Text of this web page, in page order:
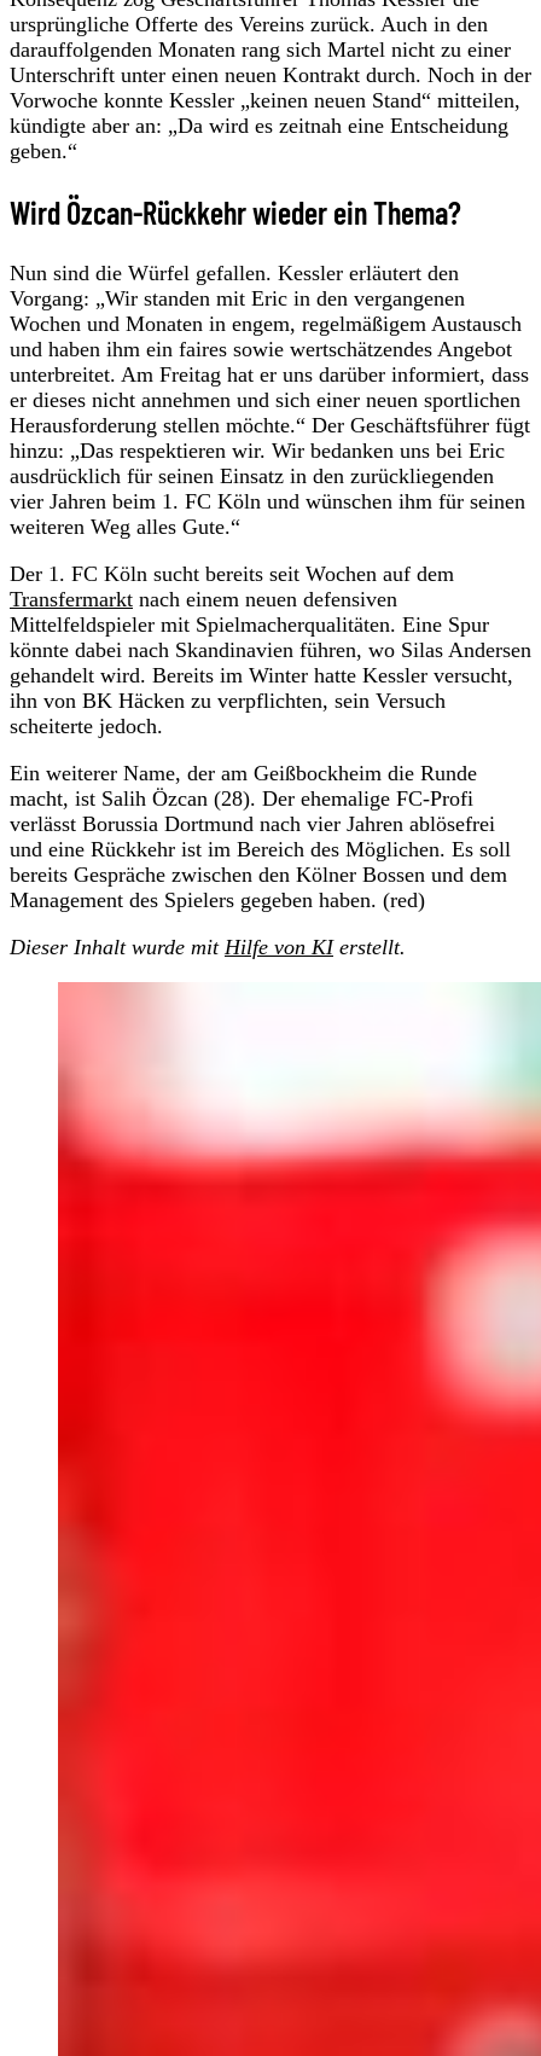
ursprüngliche Offerte des Vereins zurück. Auch in den
darauffolgenden Monaten rang sich Martel nicht zu einer
Unterschrift unter einen neuen Kontrakt durch. Noch in der
Vorwoche konnte Kessler „keinen neuen Stand“ mitteilen,
kündigte aber an: „Da wird es zeitnah eine Entscheidung
geben.“
Wird Özcan-Rückkehr wieder ein Thema?
Nun sind die Würfel gefallen. Kessler erläutert den
Vorgang: „Wir standen mit Eric in den vergangenen
Wochen und Monaten in engem, regelmäßigem Austausch
und haben ihm ein faires sowie wertschätzendes Angebot
unterbreitet. Am Freitag hat er uns darüber informiert, dass
er dieses nicht annehmen und sich einer neuen sportlichen
Herausforderung stellen möchte.“ Der Geschäftsführer fügt
hinzu: „Das respektieren wir. Wir bedanken uns bei Eric
ausdrücklich für seinen Einsatz in den zurückliegenden
vier Jahren beim 1. FC Köln und wünschen ihm für seinen
weiteren Weg alles Gute.“
Der 1. FC Köln sucht bereits seit Wochen auf dem
Transfermarkt nach einem neuen defensiven
Mittelfeldspieler mit Spielmacherqualitäten. Eine Spur
könnte dabei nach Skandinavien führen, wo Silas Andersen
gehandelt wird. Bereits im Winter hatte Kessler versucht,
ihn von BK Häcken zu verpflichten, sein Versuch
scheiterte jedoch.
Ein weiterer Name, der am Geißbockheim die Runde
macht, ist Salih Özcan (28). Der ehemalige FC-Profi
verlässt Borussia Dortmund nach vier Jahren ablösefrei
und eine Rückkehr ist im Bereich des Möglichen. Es soll
bereits Gespräche zwischen den Kölner Bossen und dem
Management des Spielers gegeben haben. (red)
Dieser Inhalt wurde mit Hilfe von KIerstellt.